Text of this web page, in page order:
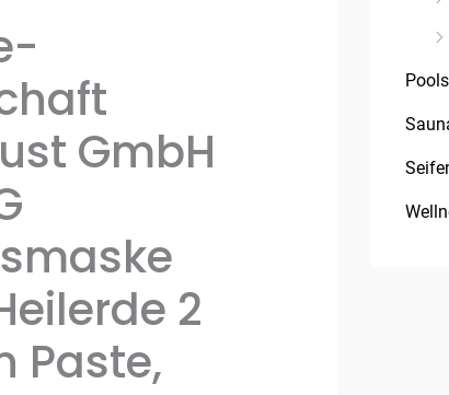
GmbH
2
Paste,
Pools